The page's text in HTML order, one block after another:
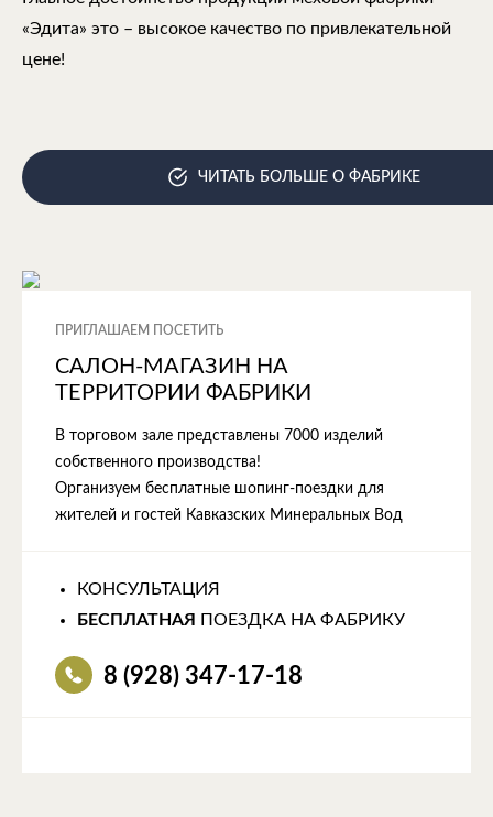
«Эдита» это – высокое качество по привлекательной
цене!
ЧИТАТЬ БОЛЬШЕ О ФАБРИКЕ
ПРИГЛАШАЕМ ПОСЕТИТЬ
САЛОН-МАГАЗИН НА
ТЕРРИТОРИИ ФАБРИКИ
В торговом зале представлены 7000 изделий
собственного производства!
Организуем бесплатные шопинг-поездки для
жителей и гостей Кавказских Минеральных Вод
КОНСУЛЬТАЦИЯ
БЕСПЛАТНАЯ
ПОЕЗДКА НА ФАБРИКУ
8 (928) 347-17-18